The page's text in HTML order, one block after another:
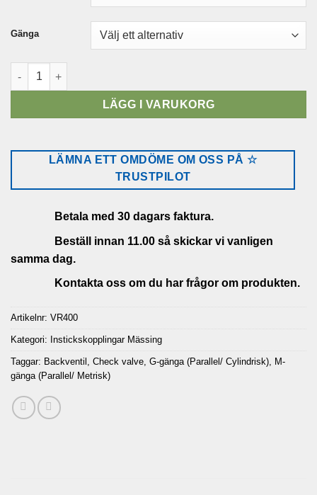
Gänga
Backventiler Hane – Utv. Cylindrisk mängd
LÄGG I VARUKORG
LÄMNA ETT OMDÖME OM OSS PÅ ☆
TRUSTPILOT
Betala med 30 dagars faktura.
Beställ innan 11.00 så skickar vi vanligen
samma dag.
Kontakta oss om du har frågor om produkten.
Artikelnr: VR400
Kategori: Instickskopplingar Mässing
Taggar: Backventil , Check valve, G-gänga (Parallel/ Cylindrisk), M-
gänga (Parallel/ Metrisk)